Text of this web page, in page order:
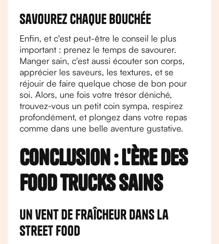
Savourez chaque bouchée
Enfin, et c'est peut-être le conseil le plus
important : prenez le temps de savourer.
Manger sain, c'est aussi écouter son corps,
apprécier les saveurs, les textures, et se
réjouir de faire quelque chose de bon pour
soi. Alors, une fois votre trésor déniché,
trouvez-vous un petit coin sympa, respirez
profondément, et plongez dans votre repas
comme dans une belle aventure gustative.
Conclusion : L'ère des
food trucks sains
Un vent de fraîcheur dans la
street food